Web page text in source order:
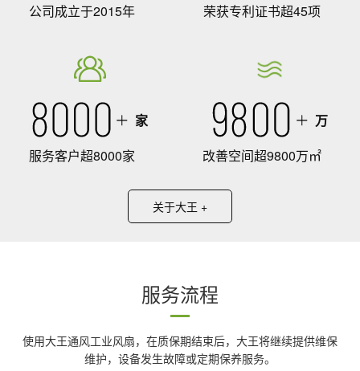
公司成立于2015年
荣获专利证书超45项
家
服务客户超8000家
万
改善空间超9800万㎡
关于大王 +
服务流程
使用大王通风工业风扇，在质保期结束后，大王将继续提供维保
维护，设备发生故障或定期保养服务。